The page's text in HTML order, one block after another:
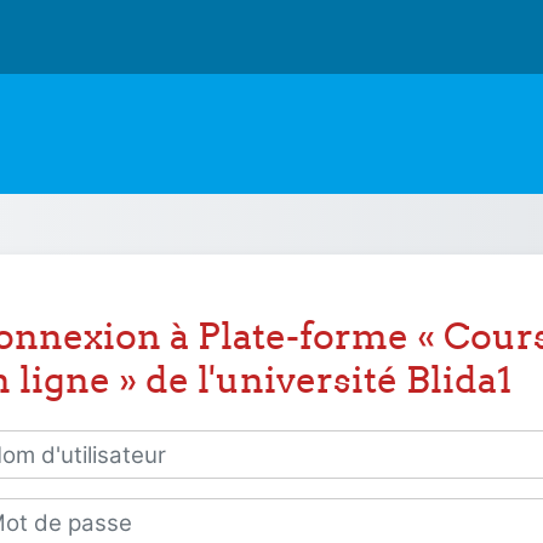
à Plate-forme «
ligne » de l'université Blida1
d'utilisateur
de passe